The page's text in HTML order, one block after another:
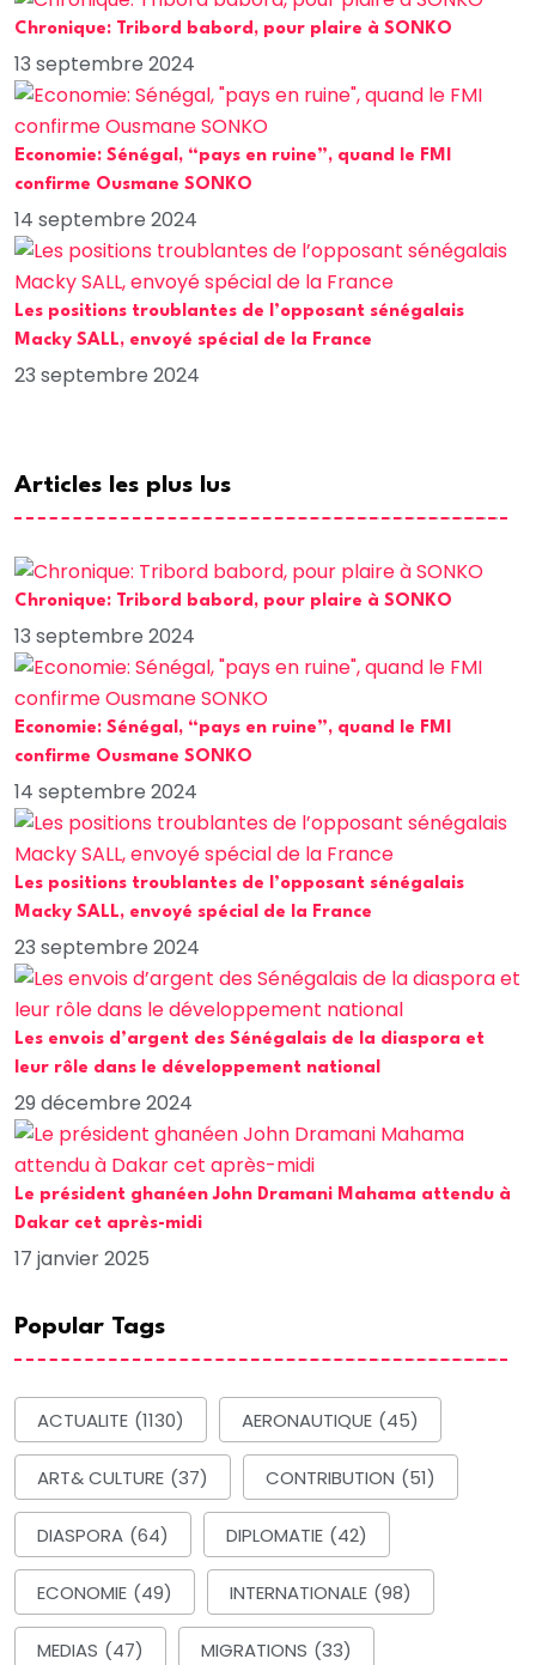
Chronique: Tribord babord, pour plaire à SONKO
13 septembre 2024
Economie: Sénégal, “pays en ruine”, quand le FMI
confirme Ousmane SONKO
14 septembre 2024
Les positions troublantes de l’opposant sénégalais
Macky SALL, envoyé spécial de la France
23 septembre 2024
Articles les plus lus
Chronique: Tribord babord, pour plaire à SONKO
13 septembre 2024
Economie: Sénégal, “pays en ruine”, quand le FMI
confirme Ousmane SONKO
14 septembre 2024
Les positions troublantes de l’opposant sénégalais
Macky SALL, envoyé spécial de la France
23 septembre 2024
Les envois d’argent des Sénégalais de la diaspora et
leur rôle dans le développement national
29 décembre 2024
Le président ghanéen John Dramani Mahama attendu à
Dakar cet après-midi
17 janvier 2025
Popular Tags
ACTUALITE (1130) AERONAUTIQUE (45)
ART& CULTURE (37) CONTRIBUTION (51)
DIASPORA (64) DIPLOMATIE (42)
ECONOMIE (49) INTERNATIONALE (98)
MEDIAS (47) MIGRATIONS (33)